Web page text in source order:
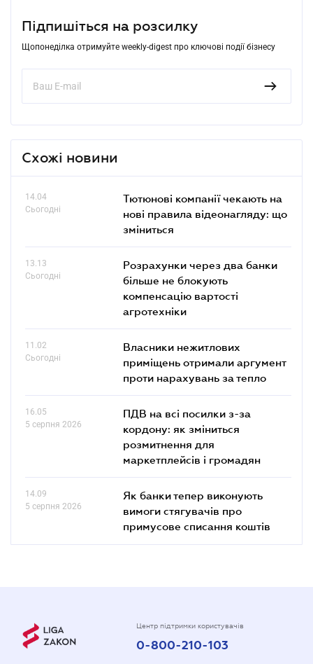
Підпишіться на розсилку
Щопонеділка отримуйте weekly-digest про ключові події бізнесу
Схожі новини
14.04
Сьогодні
Тютюнові компанії чекають на
нові правила відеонагляду: що
зміниться
13.13
Сьогодні
Розрахунки через два банки
більше не блокують
компенсацію вартості
агротехніки
11.02
Сьогодні
Власники нежитлових
приміщень отримали аргумент
проти нарахувань за тепло
16.05
5 серпня 2026
ПДВ на всі посилки з-за
кордону: як зміниться
розмитнення для
маркетплейсів і громадян
14.09
5 серпня 2026
Як банки тепер виконують
вимоги стягувачів про
примусове списання коштів
Центр підтримки користувачів
0-800-210-103